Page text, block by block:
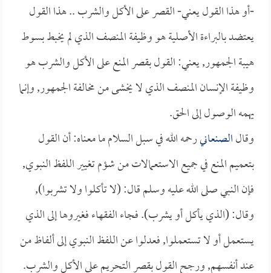
-أو هذا القول يعني- القصر على الأكل والشرب .. هذا القول
يعتضد بالبراءة الأصلية هو وظيفة المنصف الذي لم يخبط بسوط
هيبة الجمهور, يعني: القول بقصر المنع على الأكل والشرب هو
وظيفة الإنسان المنصف الذي لا يخشى من مخالفة الجمهور, وإنما
يهمه الوصول إلى الحق.
وقالالصنعانيرحمه الله في سبل السلام ما معناه: أن القول
بتعميم المنع في جميع الاستعمالات من شؤم تغيير اللفظ النبوي,
فإن النبي صلى الله عليه وسلم قال: (لا تأكلوا ولا تشربوا),
وقال: (الذي يأكل أو يشرب). فجاء الفقهاء فغيروها إلى الذي
يستعمل أو لا تستعملوا, فعدلوا عن اللفظ النبوي إلى ألفاظ من
عند أنفسهم, ورجح القول بقصر التحريم على الأكل والشرب.